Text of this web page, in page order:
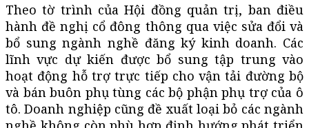
Theo tờ trình của Hội đồng quản trị, ban điều
hành đề nghị cổ đông thông qua việc sửa đổi và
bổ sung ngành nghề đăng ký kinh doanh. Các
lĩnh vực dự kiến được bổ sung tập trung vào
hoạt động hỗ trợ trực tiếp cho vận tải đường bộ
và bán buôn phụ tùng các bộ phận phụ trợ của ô
tô. Doanh nghiệp cũng đề xuất loại bỏ các ngành